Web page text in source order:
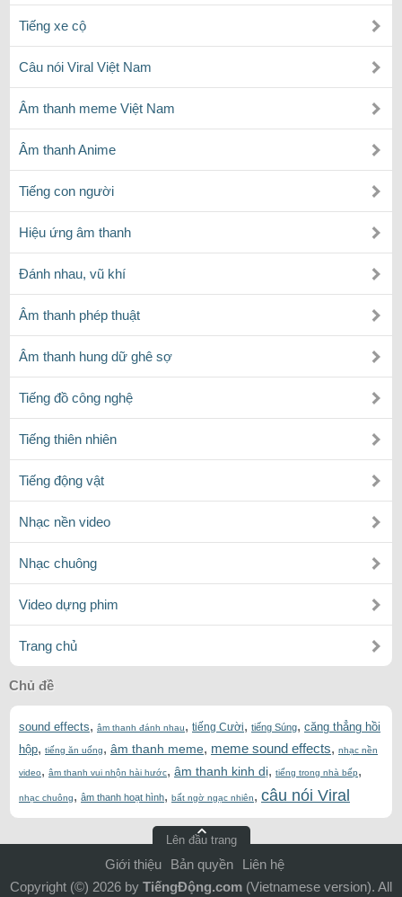
Tiếng xe cộ
Câu nói Viral Việt Nam
Âm thanh meme Việt Nam
Âm thanh Anime
Tiếng con người
Hiệu ứng âm thanh
Đánh nhau, vũ khí
Âm thanh phép thuật
Âm thanh hung dữ ghê sợ
Tiếng đồ công nghệ
Tiếng thiên nhiên
Tiếng động vật
Nhạc nền video
Nhạc chuông
Video dựng phim
Trang chủ
Chủ đề
sound effects, âm thanh đánh nhau, tiếng Cười, tiếng Súng, căng thẳng hồi
hộp, tiếng ăn uống, âm thanh meme, meme sound effects, nhạc nền
video, âm thanh vui nhộn hài hước, âm thanh kinh dị, tiếng trong nhà bếp,
nhạc chuông, âm thanh hoạt hình, bất ngờ ngạc nhiên, câu nói Viral
Lên đầu trang
Giới thiệu Bản quyền
Liên hệ
Copyright (©) 2026 by TiếngĐộng.com (Vietnamese version). All